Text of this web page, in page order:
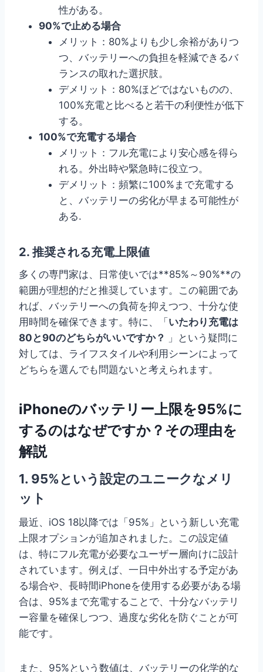
性がある。
90%で止める場合
メリット：80%よりも少し余裕がありつ
つ、バッテリーへの負担を軽減できるバ
ランスの取れた選択肢。
デメリット：80%ほどではないものの、
100%充電と比べると若干の利便性が低下
する。
100%で充電する場合
メリット：フル充電により安心感を得ら
れる。外出時や緊急時に役立つ。
デメリット：頻繁に100%まで充電する
と、バッテリーの劣化が早まる可能性が
ある.
2. 推奨される充電上限値
多くの専門家は、日常使いでは**85%～90%**の
範囲が理想的だと推奨しています。この範囲であ
れば、バッテリーへの負荷を抑えつつ、十分な使
用時間を確保できます。特に、「いたわり充電は
80と90のどちらがいいですか？
」という疑問に
対しては、ライフスタイルや利用シーンによって
どちらを選んでも問題ないと考えられます。
iPhoneのバッテリー上限を95%に
するのはなぜですか？その理由を
解説
1. 95%という設定のユニークなメリ
ット
最近、iOS 18以降では「95%」という新しい充電
上限オプションが追加されました。この設定値
は、特にフル充電が必要なユーザー層向けに設計
されています。例えば、一日中外出する予定があ
る場合や、長時間iPhoneを使用する必要がある場
合は、95%まで充電することで、十分なバッテリ
ー容量を確保しつつ、過度な劣化を防ぐことが可
能です。
また、95%という数値は、バッテリーの化学的な